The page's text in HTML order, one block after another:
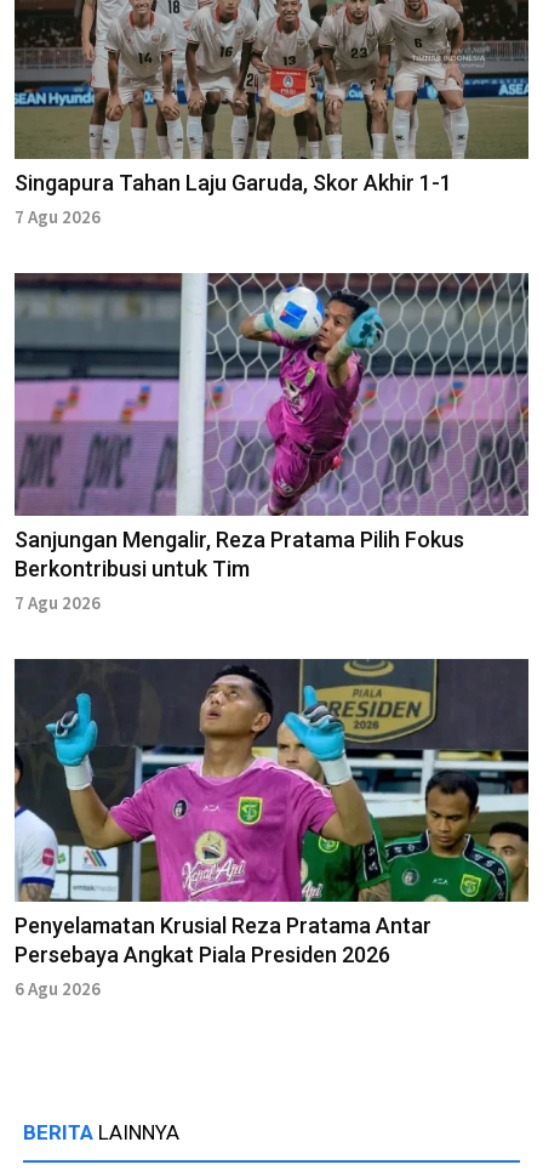
Singapura Tahan Laju Garuda, Skor Akhir 1-1
7 Agu 2026
Sanjungan Mengalir, Reza Pratama Pilih Fokus
Berkontribusi untuk Tim
7 Agu 2026
Penyelamatan Krusial Reza Pratama Antar
Persebaya Angkat Piala Presiden 2026
6 Agu 2026
BERITA LAINNYA